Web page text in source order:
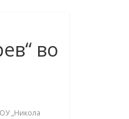
во
„Никола